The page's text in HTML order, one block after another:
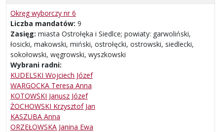
Okręg wyborczy nr 6
Liczba mandatów: 9
Zasięg: miasta Ostrołęka i Siedlce; powiaty: garwoliński,
łosicki, makowski, miński, ostrołęcki, ostrowski, siedlecki,
sokołowski, węgrowski, wyszkowski
Wybrani radni:
KUDELSKI Wojciech Józef
WARGOCKA Teresa Anna
KOTOWSKI Janusz Józef
ŻOCHOWSKI Krzysztof Jan
KASZUBA Anna
ORZEŁOWSKA Janina Ewa